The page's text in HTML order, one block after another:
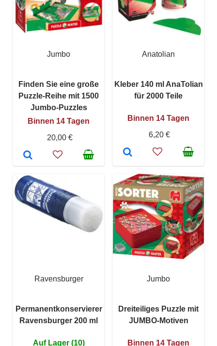
Jumbo
Finden Sie eine große
Puzzle-Reihe mit 1500
Jumbo-Puzzles
Binnen 14 Tagen
20,00 €
Anatolian
Kleber 140 ml AnaTolian
für 2000 Teile
Binnen 14 Tagen
6,20 €
Ravensburger
Permanentkonservierer
Ravensburger 200 ml
Auf Lager (10)
Jumbo
Dreiteiliges Puzzle mit
JUMBO-Motiven
Binnen 14 Tagen